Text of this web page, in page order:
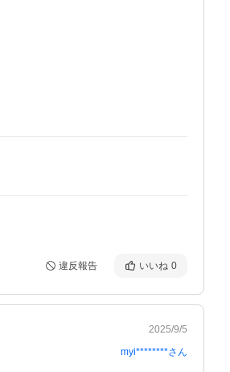
違反報告 いいね 0
2025/9/5
myi********さん